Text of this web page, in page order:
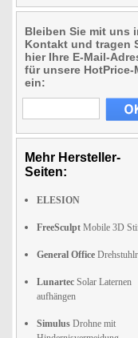
Bleiben Sie mit uns
Kontakt und tragen
hier Ihre E-Mail-
für unsere HotPrice-
ein:
Mehr Hersteller-
Seiten:
ELESION
FreeSculpt Mobile 3D
General Office
Lunartec Solar Laternen
aufhängen
Simulus Drohne mit